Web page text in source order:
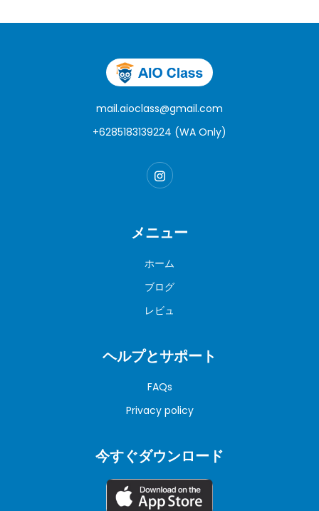
mail.aioclass@gmail.com
+6285183139224 (WA Only)
メニュー
ホーム
ブログ
レビュ
ヘルプとサポート
FAQs
Privacy policy
今すぐダウンロード